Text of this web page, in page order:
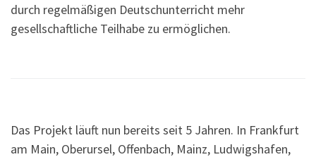
durch regelmäßigen Deutschunterricht mehr
gesellschaftliche Teilhabe zu ermöglichen.
Das Projekt läuft nun bereits seit 5 Jahren. In Frankfurt
am Main, Oberursel, Offenbach, Mainz, Ludwigshafen,